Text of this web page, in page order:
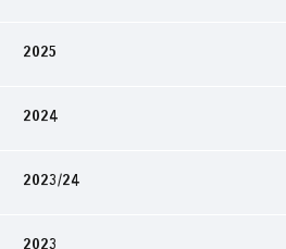
2025
2024
2023/24